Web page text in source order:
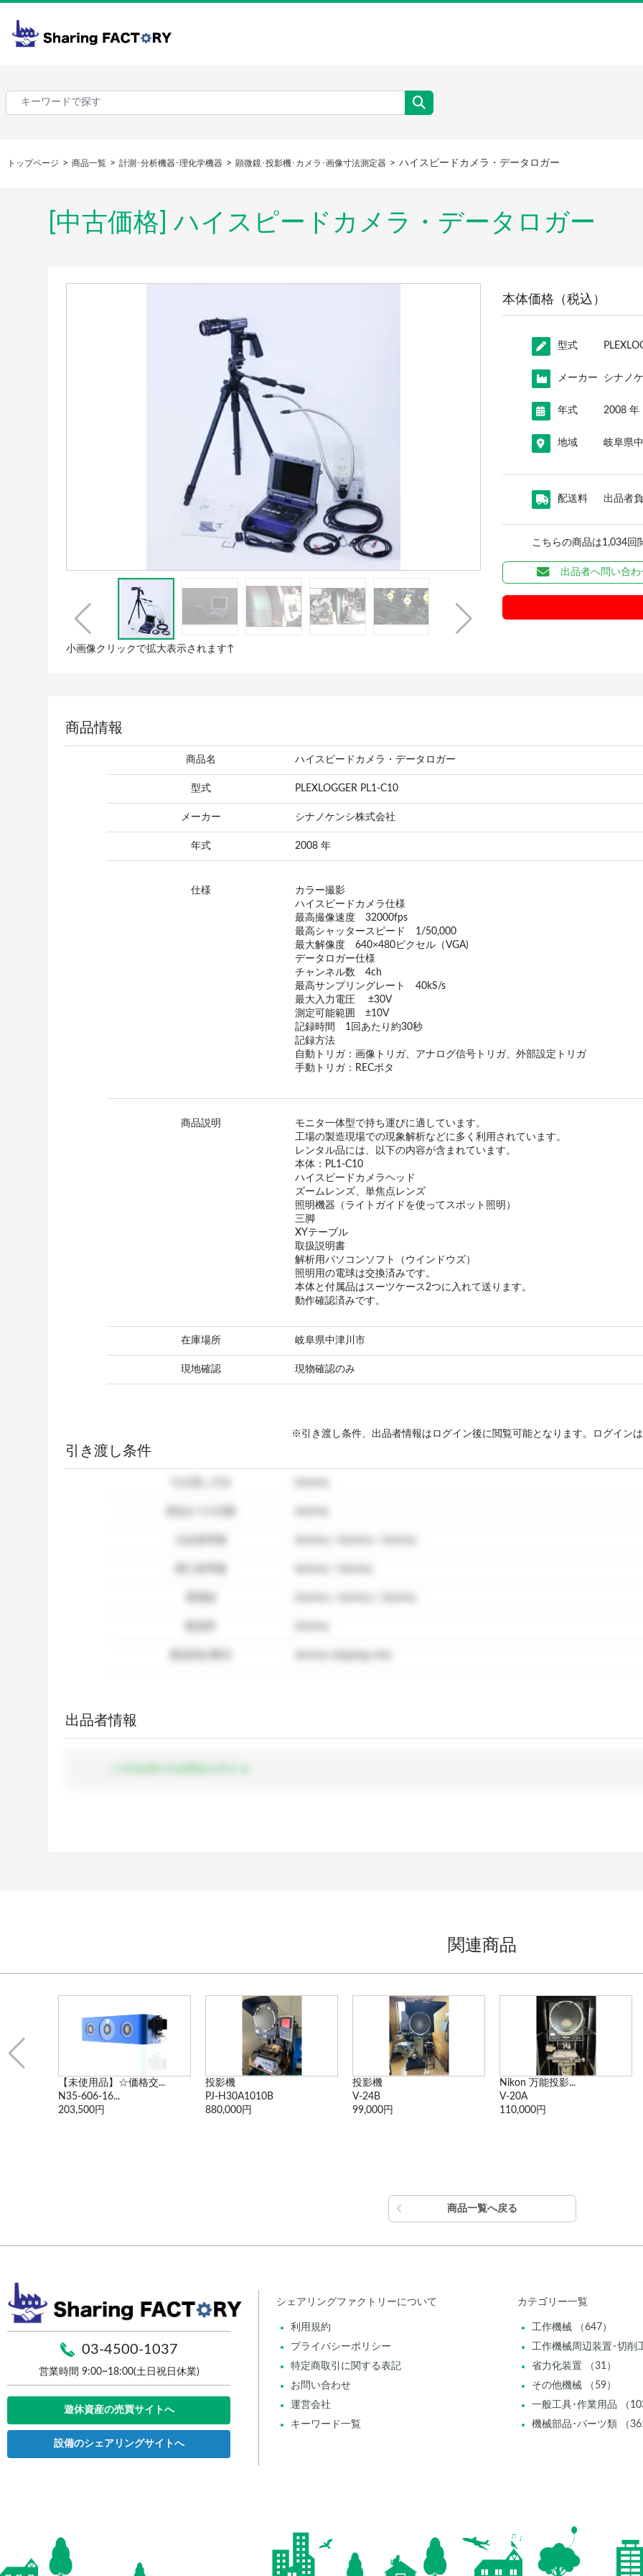
トップページ 商品一覧 計測･分析機器･理化学機器 顕微鏡･投影機･カメラ･画像寸法測定器 ハイスピードカメラ・データロガー
[中古価格] ハイスピードカメラ・データロガー
小画像クリックで拡大表示されます↑
本体価格（税込）
型式
メーカー シナノ
年式 2008 年
地域 岐阜県
配送料 出品者
こちらの商品は1,034回
出品者へ問い合
商品情報
商品名 ハイスピードカメラ・データロガー
型式 PLEXLOGGER PL1-C10
メーカー シナノケンシ株式会社
年式 2008 年
仕様
カラー撮影
ハイスピードカメラ仕様
最高撮像速度 32000fps
最高シャッタースピード 1/50,000
最大解像度 640×480ピクセル（VGA)
データロガー仕様
チャンネル数 4ch
最高サンプリングレート 40kS/s
最大入力電圧 ±30V
測定可能範囲 ±10V
記録時間 1回あたり約30秒
記録方法
自動トリガ：画像トリガ、アナログ信号トリガ、外部設定トリガ
手動トリガ：RECボタ
商品説明
モニタ一体型で持ち運びに適しています。
工場の製造現場での現象解析などに多く利用されています。
レンタル品には、以下の内容が含まれています。
本体：PL1-C10
ハイスピードカメラヘッド
ズームレンズ、単焦点レンズ
照明機器（ライトガイドを使ってスポット照明）
三脚
XYテーブル
取扱説明書
解析用パソコンソフト（ウインドウズ）
照明用の電球は交換済みです。
本体と付属品はスーツケース2つに入れて送ります。
動作確認済みです。
在庫場所 岐阜県中津川市
現地確認 現物確認のみ
※引き渡し条件、出品者情報はログイン後に閲覧可能となります。ログインは
引き渡し条件
出品者情報
関連商品
投影機
PJ-H30A1010B
880,000円
投影機
V-24B
99,000円
Nikon 万能投影...
V-20A
110,000円
価格交渉可 実体顕微...
M205C & DF...
1,320,000円
商品一覧へ戻る
03-4500-1037
営業時間 9:00~18:00(土日祝日休業)
遊休資産の売買サイトへ
設備のシェアリングサイトへ
シェアリングファクトリーについて
利用規約
プライバシーポリシー
特定商取引に関する表記
お問い合わせ
運営会社
キーワード一覧
カテゴリー一覧
工作機械 （647）
工作機械周辺装置･切削
省力化装置 （31）
その他機械 （59）
一般工具･作業用品 （
機械部品･パーツ類 （